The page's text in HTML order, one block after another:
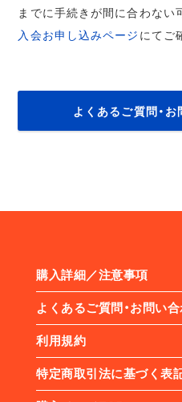
までに手続きが間に合わない
入会お申し込みページ にてご
よくあるご質問・
購入詳細／注意事項
よくあるご質問・お問い
利用規約
特定商取引法に基づく表